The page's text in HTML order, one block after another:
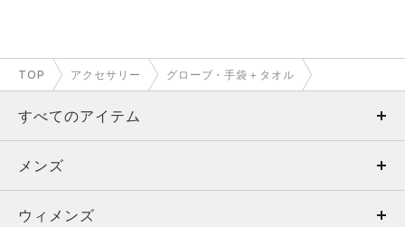
TOP アクセサリー グローブ・手袋＋タオル
すべてのアイテム
メンズ
ウィメンズ
メンズ
トップス
ウィメンズ